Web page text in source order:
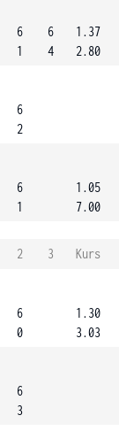
6
1
6
4
1.37
2.80
6
2
6
1
1.05
7.00
2 3
Kurs
6
0
1.30
3.03
6
3